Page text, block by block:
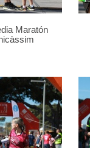
Maratón